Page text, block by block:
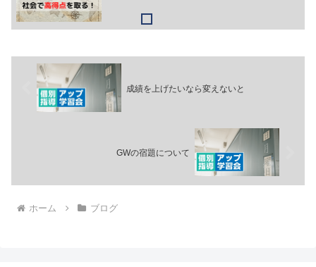
成績を上げたいなら変えないと
GWの宿題について
ホーム ブログ